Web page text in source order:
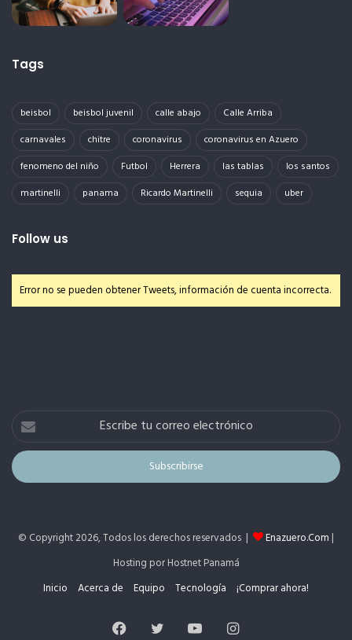
Tags
beisbol beisbol juvenil calle abajo
Calle Arriba
carnavales
chitre coronavirus
coronavirus en Azuero
fenomeno del niño
Futbol Herrera las tablas
los santos
martinelli
panama Ricardo Martinelli sequia uber
Follow us
Error no se pueden obtener Tweets, información de cuenta incorrecta.
Escribe
correo
electrónico
© Copyright 2026, Todos los derechos reservados | Enazuero.Com |
Hosting por Hostnet Panamá
Inicio
Acerca de Equipo Tecnología ¡Comprar ahora!
FacebookTwitterYouTubeInstagram